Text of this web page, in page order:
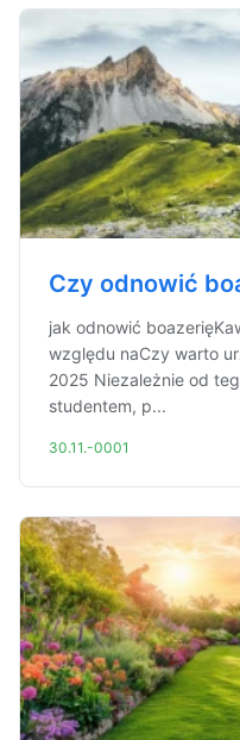
Czy odnowić
jak odnowić
względu naCzy warto
2025 Niezależnie od
studentem, p...
30.11.-0001